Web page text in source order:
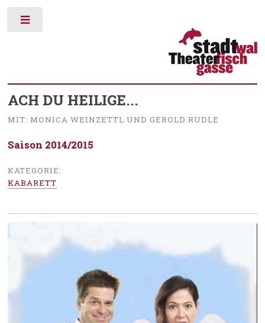
ACH DU HEILIGE...
MIT: MONICA WEINZETTL UND GEROLD RUDLE
Saison 2014/2015
KATEGORIE:
KABARETT